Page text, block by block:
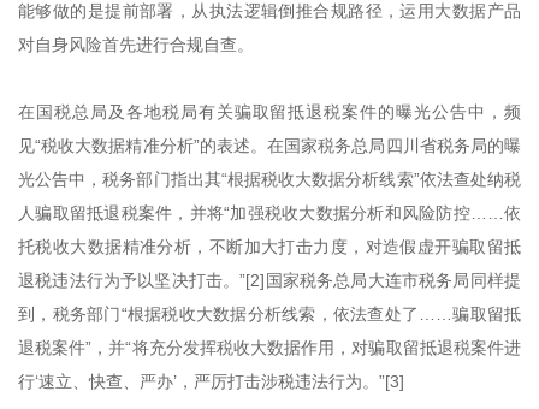
能够做的是提前部署，从执法逻辑倒推合规路径，运用大数据产品
对自身风险首先进行合规自查。
在国税总局及各地税局有关骗取留抵退税案件的曝光公告中，频
见“税收大数据精准分析”的表述。在国家税务总局四川省税务局的曝
光公告中，税务部门指出其“根据税收大数据分析线索”依法查处纳税
人骗取留抵退税案件，并将“加强税收大数据分析和风险防控……依
托税收大数据精准分析，不断加大打击力度，对造假虚开骗取留抵
退税违法行为予以坚决打击。”[2]国家税务总局大连市税务局同样提
到，税务部门“根据税收大数据分析线索，依法查处了……骗取留抵
退税案件”，并“将充分发挥税收大数据作用，对骗取留抵退税案件进
行‘速立、快查、严办’，严厉打击涉税违法行为。”[3]